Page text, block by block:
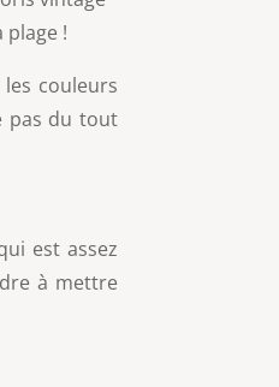
!
couleurs
pas du tout
est assez
à mettre